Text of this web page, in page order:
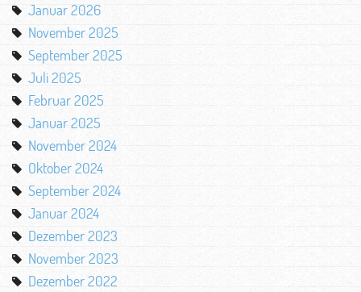
Januar 2026
November 2025
September 2025
Juli 2025
Februar 2025
Januar 2025
November 2024
Oktober 2024
September 2024
Januar 2024
Dezember 2023
November 2023
Dezember 2022